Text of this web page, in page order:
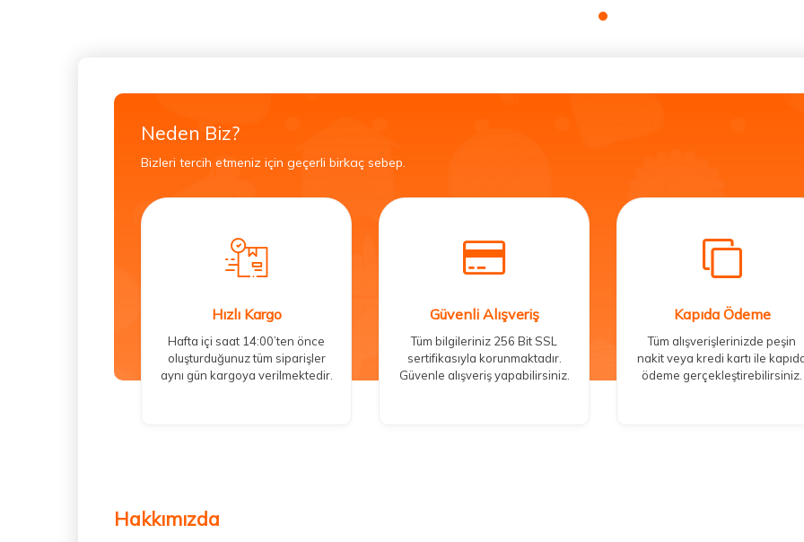
Neden Biz?
Bizleri tercih etmeniz için geçerli birkaç sebep.
Hızlı Kargo
Hafta içi saat 14:00’ten önce
oluşturduğunuz tüm siparişler
aynı gün kargoya verilmektedir.
Güvenli Alışveriş
Tüm bilgileriniz 256 Bit SSL
sertifikasıyla korunmaktadır.
Güvenle alışveriş yapabilirsiniz.
Kapıda Ödeme
Tüm alışverişlerinizde peşin
nakit veya kredi kartı ile
ödeme gerçekleştirebilirsiniz.
Hakkımızda